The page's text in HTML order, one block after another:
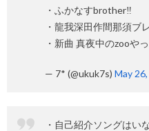
・ふかなすbrother‼️
・龍我深田作間那須ブ
・新曲 真夜中のzooや
— 7* (@ukuk7s) May
・自己紹介ソングはい